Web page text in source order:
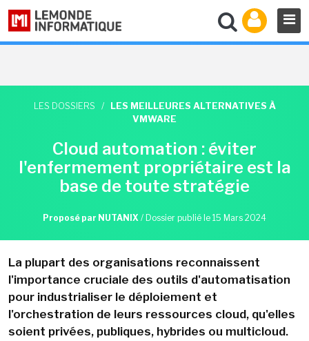
LES DOSSIERS /
LES MEILLEURES ALTERNATIVES À
VMWARE
Cloud automation : éviter
l'enfermement propriétaire est la
base de toute stratégie
Proposé par NUTANIX / Dossier publié le 15 Mars 2024
La plupart des organisations reconnaissent
l'importance cruciale des outils d'automatisation
pour industrialiser le déploiement et
l'orchestration de leurs ressources cloud, qu'elles
soient privées, publiques, hybrides ou multicloud.